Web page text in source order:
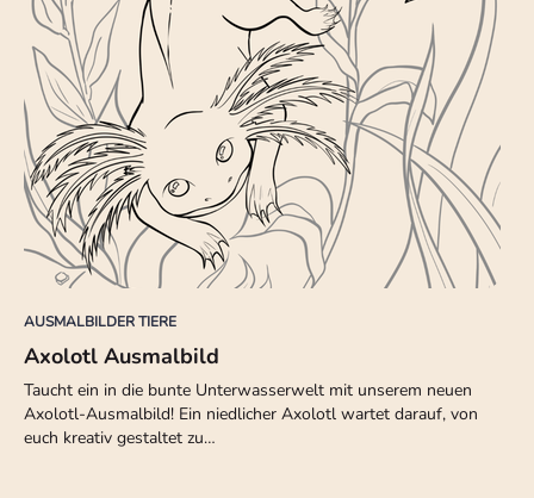
AUSMALBILDER TIERE
Axolotl Ausmalbild
Taucht ein in die bunte Unterwasserwelt mit unserem neuen
Axolotl-Ausmalbild! Ein niedlicher Axolotl wartet darauf, von
euch kreativ gestaltet zu…